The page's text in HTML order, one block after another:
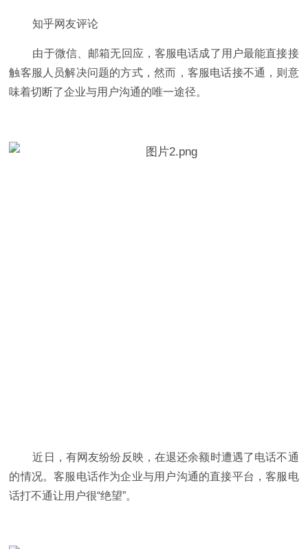
知乎网友评论
由于微信、邮箱无回应，客服电话成了用户最能直接接
触客服人员解决问题的方式，然而，客服电话接不通，则意
味着切断了企业与用户沟通的唯一途径。
近日，有网友纷纷反映，在退还余额时遭遇了电话不通
的情况。客服电话作为企业与用户沟通的直接平台，客服电
话打不通让用户很“绝望”。